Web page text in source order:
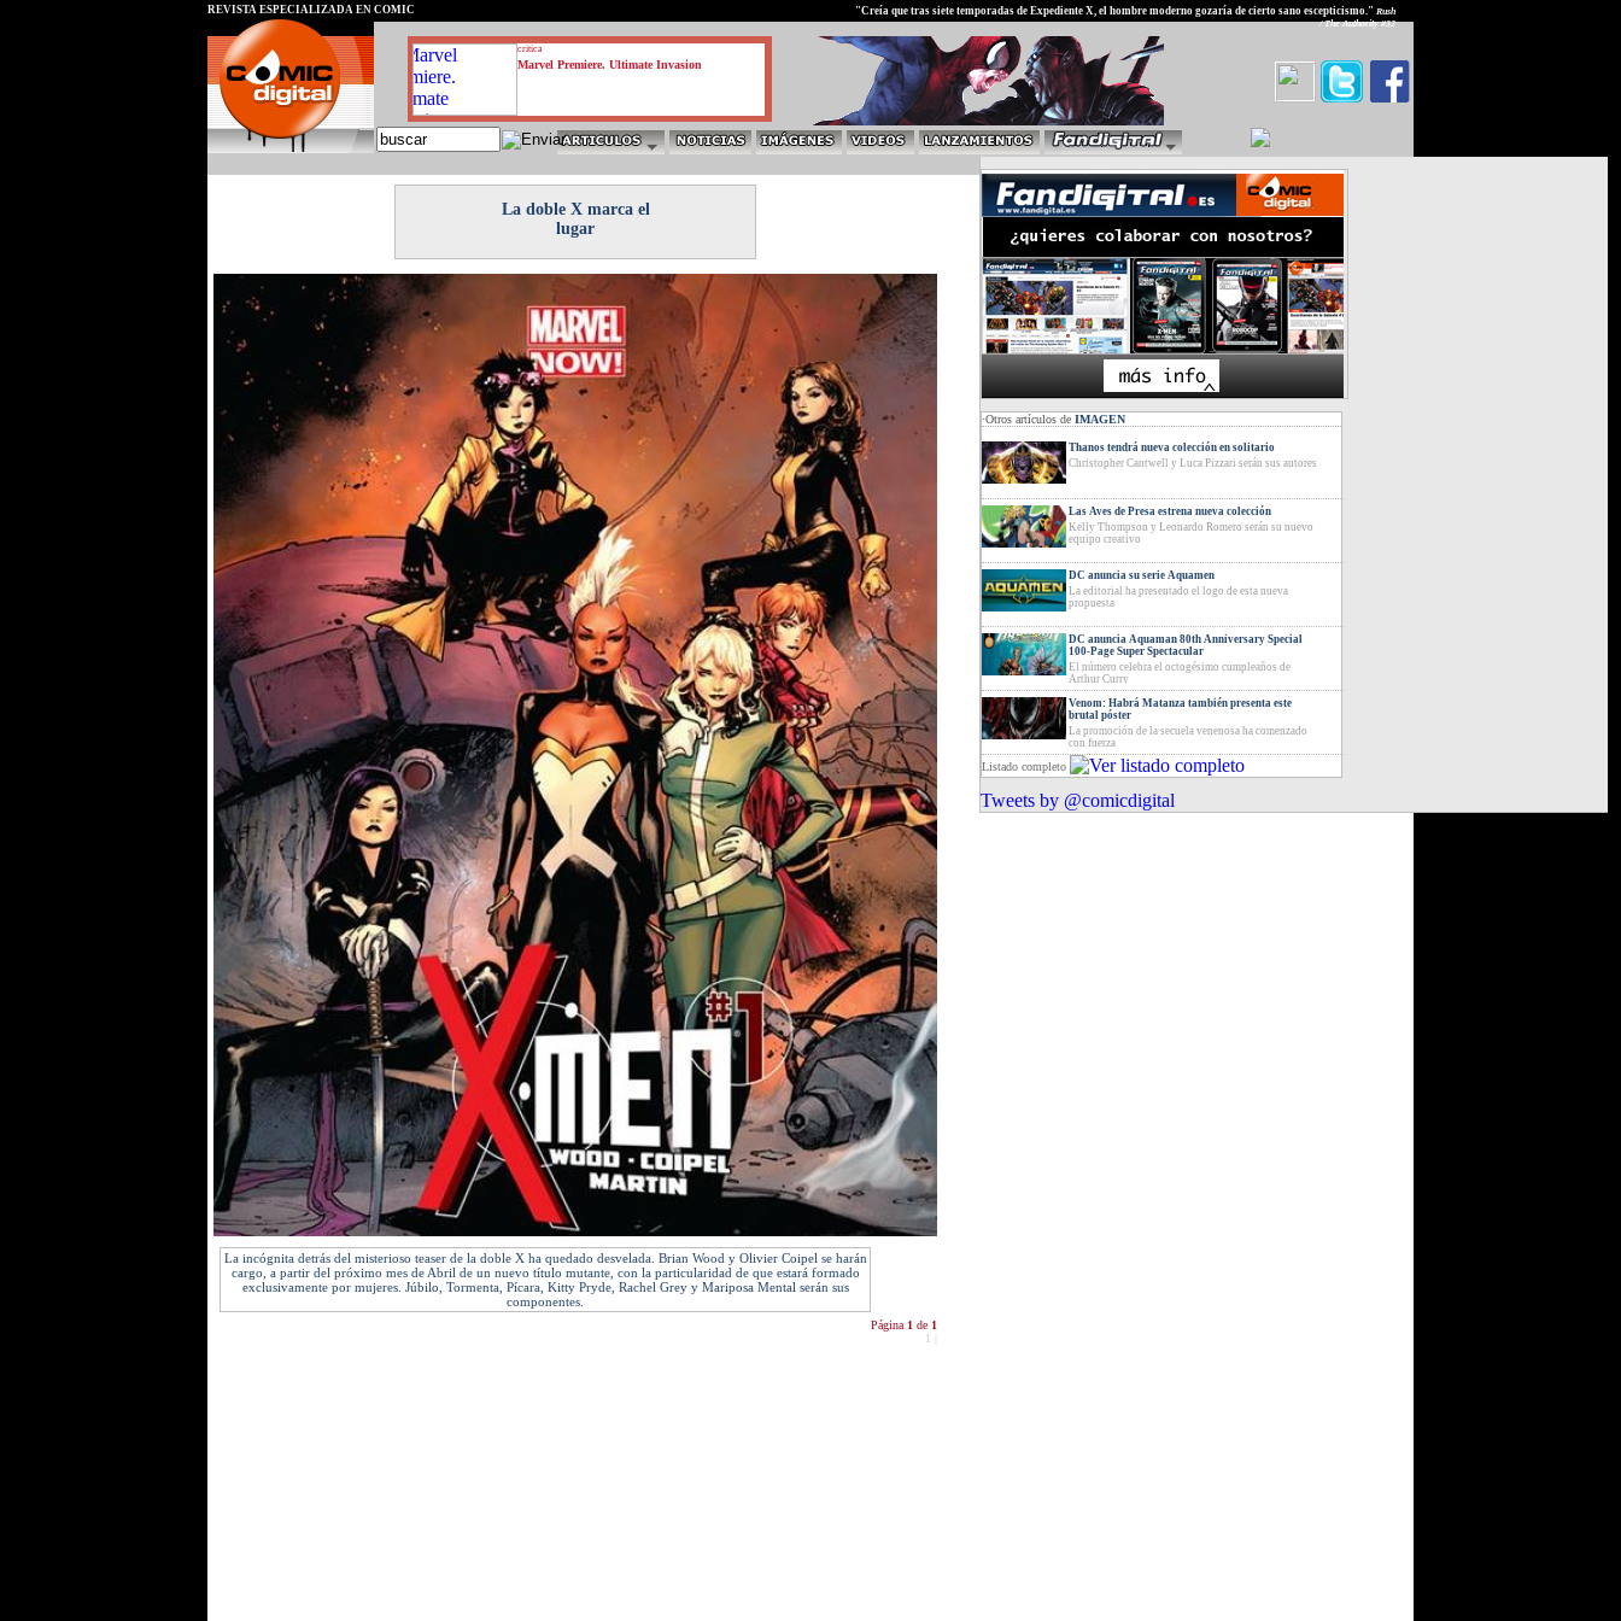
critica
Marvel Premiere. Ultimate Invasion
REVISTA ESPECIALIZADA EN CÓMIC "Creía que tras siete temporadas de Expediente X, el hombre moderno gozaría de cierto sano escepticismo." Rush
/ The Authority #32
La doble X marca el
lugar
La incógnita detrás del misterioso teaser de la doble X ha quedado desvelada. Brian Wood y Olivier Coipel se harán
cargo, a partir del próximo mes de Abril de un nuevo título mutante, con la particularidad de que estará formado
exclusivamente por mujeres. Júbilo, Tormenta, Pícara, Kitty Pryde, Rachel Grey y Mariposa Mental serán sus
componentes.
Página 1 de 1
1
·Otros artículos de IMAGEN
Thanos tendrá nueva colección en solitario
Christopher Cantwell y Luca Pizzari serán sus autores
Las Aves de Presa estrena nueva colección
Kelly Thompson y Leonardo Romero serán su nuevo
equipo creativo
DC anuncia su serie Aquamen
La editorial ha presentado el logo de esta nueva
propuesta
DC anuncia Aquaman 80th Anniversary Special
100-Page Super Spectacular
El número celebra el octogésimo cumpleaños de
Arthur Curry
Venom: Habrá Matanza también presenta este
brutal póster
La promoción de la secuela venenosa ha comenzado
con fuerza
Listado completo
Tweets by @comicdigital